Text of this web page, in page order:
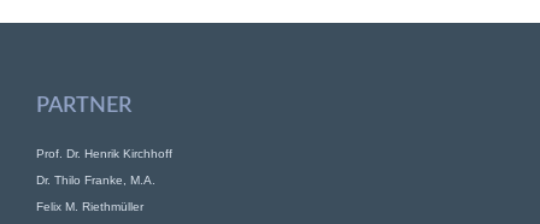
PARTNER
Prof. Dr. Henrik Kirchhoff
Dr. Thilo Franke, M.A.
Felix M. Riethmüller